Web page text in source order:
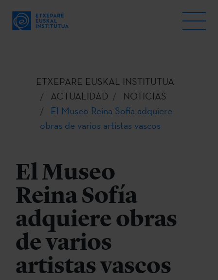
ETXEPARE EUSKAL INSTITUTUA
ACTUALIDAD
NOTICIAS
El Museo Reina Sofía adquiere
obras de varios artistas vascos
El Museo
Reina Sofía
adquiere obras
de varios
artistas vascos